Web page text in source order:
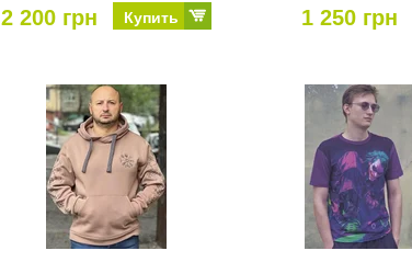
2 200 грн Купить 1 250 грн